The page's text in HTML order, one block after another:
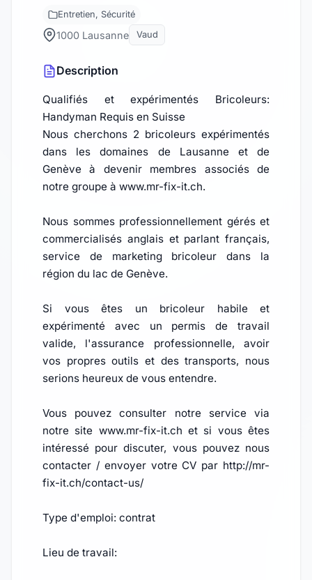
Entretien, Sécurité
1000 Lausanne Vaud
Description
Qualifiés et expérimentés Bricoleurs:
Handyman Requis en Suisse
Nous cherchons 2 bricoleurs expérimentés
dans les domaines de Lausanne et de
Genève à devenir membres associés de
notre groupe à www.mr-fix-it.ch.
Nous sommes professionnellement gérés et
commercialisés anglais et parlant français,
service de marketing bricoleur dans la
région du lac de Genève.
Si vous êtes un bricoleur habile et
expérimenté avec un permis de travail
valide, l'assurance professionnelle, avoir
vos propres outils et des transports, nous
serions heureux de vous entendre.
Vous pouvez consulter notre service via
notre site www.mr-fix-it.ch et si vous êtes
intéressé pour discuter, vous pouvez nous
contacter / envoyer votre CV par http://mr-
fix-it.ch/contact-us/
Type d'emploi: contrat
Lieu de travail: